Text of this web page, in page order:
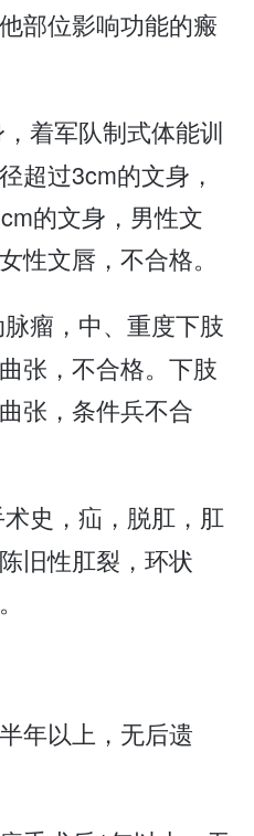
部位影响功能的瘢
着军队制式体能训
超过3cm的文身，
的文身，男性文
性文唇，不合格。
瘤，中、重度下肢
张，不合格。下肢
张，条件兵不合
史，疝，脱肛，肛
旧性肛裂，环状
年以上，无后遗